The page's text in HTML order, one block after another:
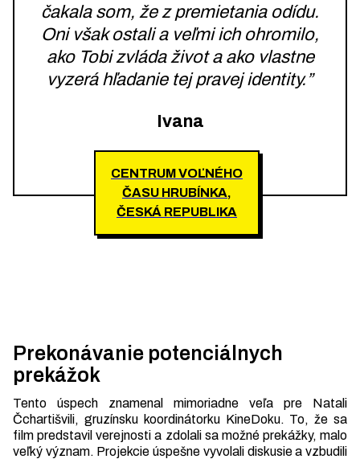
čakala som, že z premietania odídu.
Oni však ostali a veľmi ich ohromilo,
ako Tobi zvláda život a ako vlastne
vyzerá hľadanie tej pravej identity.”
Ivana
CENTRUM VOĽNÉHO
ČASU HRUBÍNKA,
ČESKÁ REPUBLIKA
Prekonávanie potenciálnych
prekážok
Tento úspech znamenal mimoriadne veľa pre Natali
Čchartišvili, gruzínsku koordinátorku KineDoku. To, že sa
film predstavil verejnosti a zdolali sa možné prekážky, malo
veľký význam. Projekcie úspešne vyvolali diskusie a vzbudili